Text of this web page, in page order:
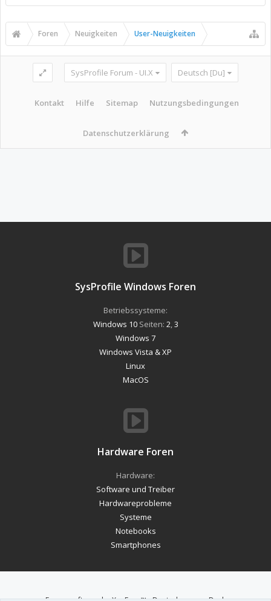
Foren Neuigkeiten User-Neuigkeiten
SysProfile Forum - UI.X Deutsch [Du]
Kontakt Hilfe Sitemap Nutzungsbedingungen
Datenschutzerklärung
SysProfile Windows Foren
Betriebssysteme:
Windows 10Seiten: 2 3
Windows 7
Windows Vista & XP
Linux
MacOS
Hardware Foren
Hardware:
Software und Treiber
Hardwareprobleme
Systeme
Notebooks
Smartphones